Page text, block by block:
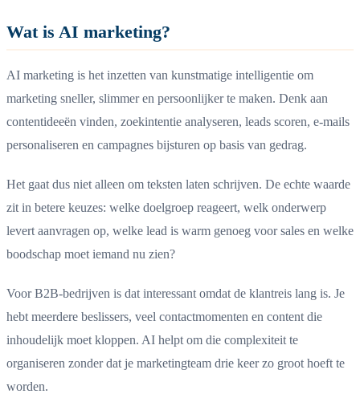
Wat is AI marketing?
AI marketing is het inzetten van kunstmatige intelligentie om
marketing sneller, slimmer en persoonlijker te maken. Denk aan
contentideeën vinden, zoekintentie analyseren, leads scoren, e-mails
personaliseren en campagnes bijsturen op basis van gedrag.
Het gaat dus niet alleen om teksten laten schrijven. De echte waarde
zit in betere keuzes: welke doelgroep reageert, welk onderwerp
levert aanvragen op, welke lead is warm genoeg voor sales en welke
boodschap moet iemand nu zien?
Voor B2B-bedrijven is dat interessant omdat de klantreis lang is. Je
hebt meerdere beslissers, veel contactmomenten en content die
inhoudelijk moet kloppen. AI helpt om die complexiteit te
organiseren zonder dat je marketingteam drie keer zo groot hoeft te
worden.